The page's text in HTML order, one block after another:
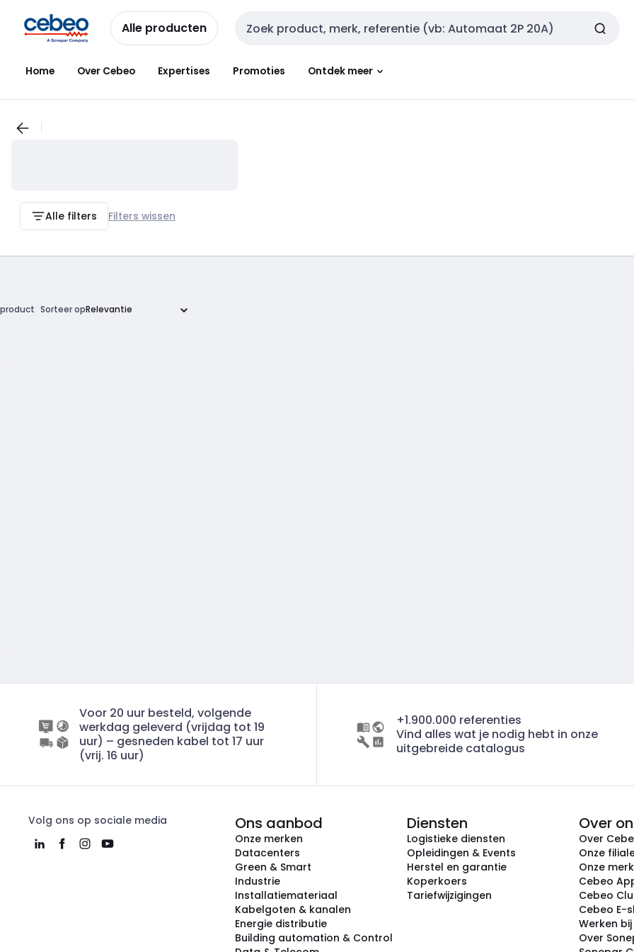
naar
navigatie
naar
inhoud
Alle producten Zoekveld invoer
Home Over Cebeo Expertises Promoties Ontdek meer
Alle filters Filters wissen
product Sorteer op
Voor 20 uur besteld, volgende
werkdag geleverd (vrijdag tot 19
uur) – gesneden kabel tot 17 uur
(vrij. 16 uur)
+1.900.000 referenties
Vind alles wat je nodig hebt in onze
uitgebreide catalogus
Volg ons op sociale media Ons aanbod
Onze merken
Datacenters
Green & Smart
Industrie
Installatiemateriaal
Kabelgoten & kanalen
Energie distributie
Building automation & Control
Diensten
Logistieke diensten
Opleidingen & Events
Herstel en garantie
Koperkoers
Tariefwijzigingen
Over
Over
Onze
Onze
Cebeo
Cebeo
Cebeo E-
Werken
Over